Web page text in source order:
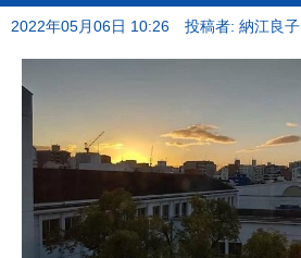
2022年05月06日 10:26 投稿者: 納江良子